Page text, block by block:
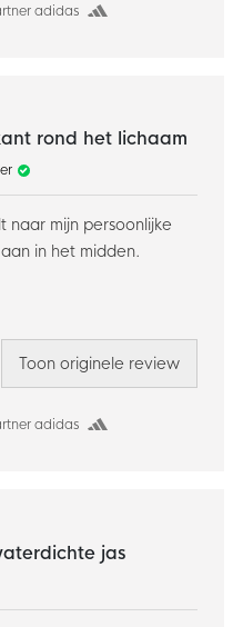
adidas
adidas
rond het lichaam
mijn persoonlijke
in het midden.
Toon originele review
jas